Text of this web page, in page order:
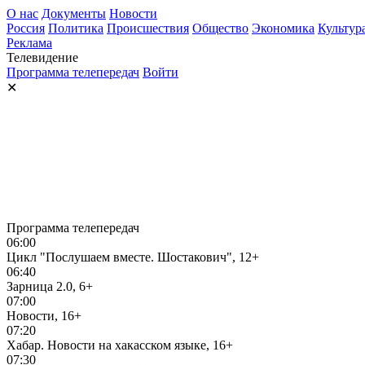
О нас Документы Новости
Россия Политика Происшествия Общество Экономика
Реклама
Телевидение
Программа телепередач Войти
✕
Программа телепередач
06:00
Цикл "Послушаем вместе. Шостакович", 12+
06:40
Зарница 2.0, 6+
07:00
Новости, 16+
07:20
Хабар. Новости на хакасском языке, 16+
07:30